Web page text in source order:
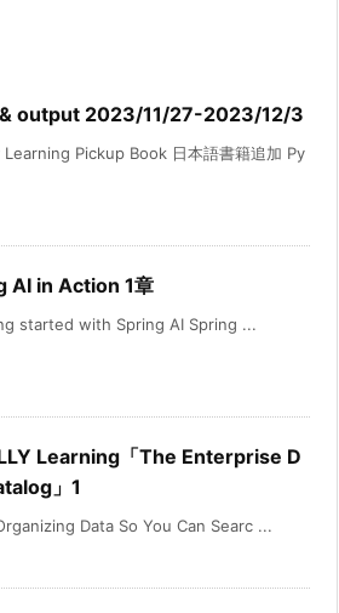
output 2023/11/27-2023/12/3
Pickup Book 日本語書籍追加 Py
AI in Action 1章
started with Spring AI Spring ...
Learning「The Enterprise D
」1
Data So You Can Searc ...